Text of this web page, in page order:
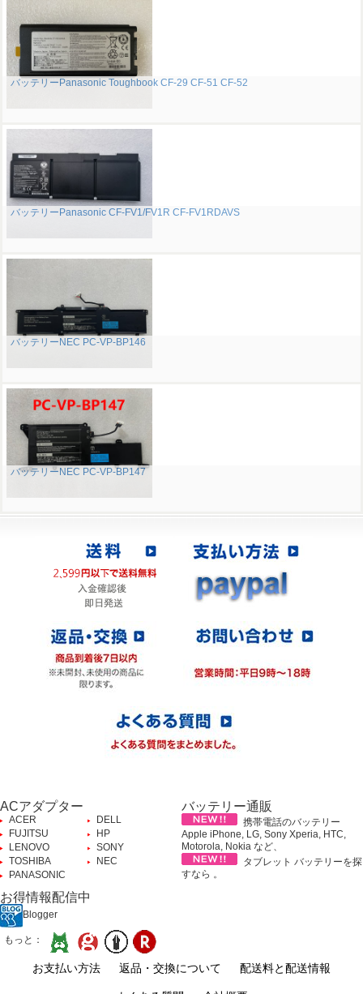
バッテリーPanasonic Toughbook CF-29 CF-51 CF-52
バッテリーPanasonic CF-FV1/FV1R CF-FV1RDAVS
バッテリーNEC PC-VP-BP146
バッテリーNEC PC-VP-BP147
ACアダプター
ACER
DELL
FUJITSU
HP
LENOVO
SONY
TOSHIBA
NEC
PANASONIC
バッテリー通販
携帯電話のバッテリー
Apple iPhone, LG, Sony Xperia, HTC,
Motorola, Nokia など、
タブレット バッテリーを探
すなら 。
お得情報配信中
Blogger
もっと：
お支払い方法 返品・交換について 配送料と配送情報